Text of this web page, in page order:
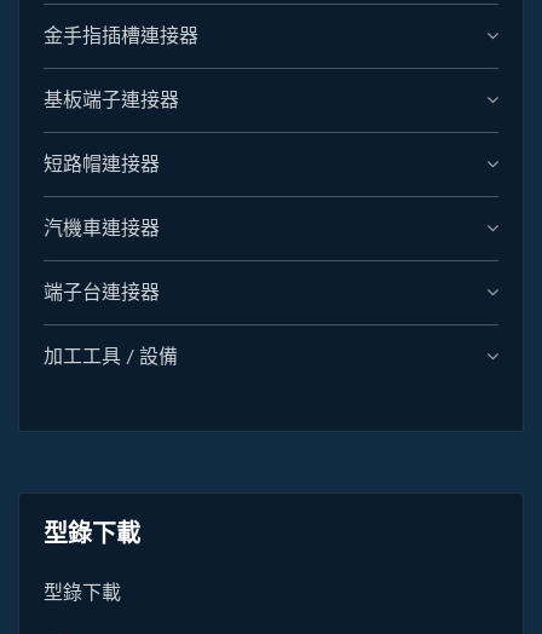
金手指插槽連接器
基板端子連接器
短路帽連接器
汽機車連接器
端子台連接器
加工工具 / 設備
型錄下載
型錄下載